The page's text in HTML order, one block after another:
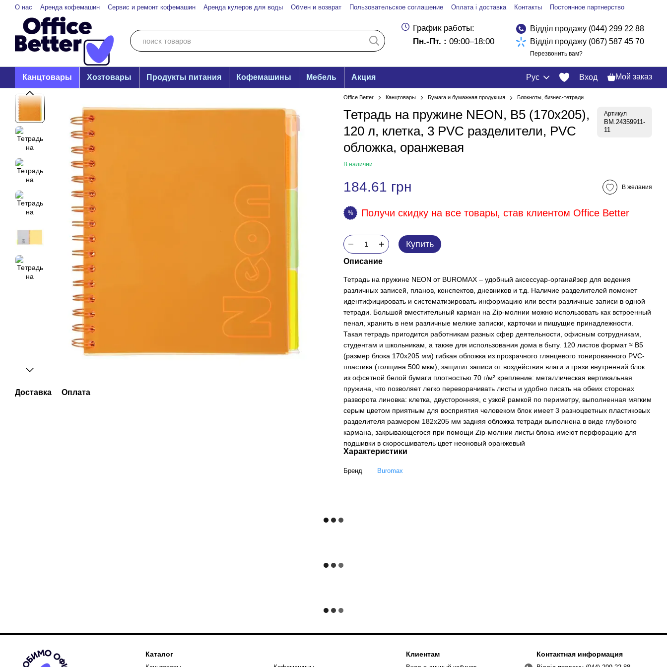
Перейти к основному контенту
О нас Аренда кофемашин Сервис и ремонт кофемашин Аренда кулеров для воды Обмен и возврат Пользовательское соглашение Оплата і доставка Контакты
Постоянное партнерство
Privacy Policy
График работы:
Пн.-Пт. : 09:00–18:00
Відділ продажу (044) 299 22 88
Відділ продажу (067) 587 45 70
Перезвонить вам?
Канцтовары Хозтовары Продукты питания Кофемашины Мебель Акция Рус Вход Мой заказ
Доставка Оплата
Office Better Канцтовары Бумага и бумажная продукция Блокноты, бизнес-тетради
Тетрадь на пружине NEON, В5 (170x205),
120 л, клетка, 3 PVC разделители, PVC
обложка, оранжевая
Артикул
BM.24359911-
11
В наличии
184.61 грн В желания
% Получи скидку на все товары, став клиентом Office Better
Купить
Описание
Тетрадь на пружине NEON от BUROMAX – удобный аксессуар-органайзер для ведения
различных записей, планов, конспектов, дневников и т.д. Наличие разделителей поможет
идентифицировать и систематизировать информацию или вести различные записи в одной
тетради. Большой вместительный карман на Zip-молнии можно использовать как встроенный
пенал, хранить в нем различные мелкие записки, карточки и пишущие принадлежности.
Такая тетрадь пригодится работникам разных сфер деятельности, офисным сотрудникам,
студентам и школьникам, а также для использования дома в быту. 120 листов формат ≈ В5
(размер блока 170х205 мм) гибкая обложка из прозрачного глянцевого тонированного PVC-
пластика (толщина 500 мкм), защитит записи от воздействия влаги и грязи внутренний блок
из офсетной белой бумаги плотностью 70 г/м² крепление: металлическая вертикальная
пружина, что позволяет легко переворачивать листы и удобно писать на обеих сторонах
разворота линовка: клетка, двусторонняя, с узкой рамкой по периметру, выполненная мягким
серым цветом приятным для восприятия человеком блок имеет 3 разноцветных пластиковых
разделителя размером 182х205 мм задняя обложка тетради выполнена в виде глубокого
кармана, закрывающегося при помощи Zip-молнии листы блока имеют перфорацию для
подшивки в скоросшиватель цвет неоновый оранжевый
Характеристики
Бренд Buromax
Каталог Клиентам Контактная информация